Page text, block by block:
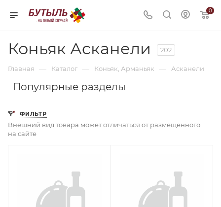
0
Коньяк Асканели 202
Главная — Каталог — Коньяк, Арманьяк — Асканели
Популярные разделы
ФИЛЬТР
Внешний вид товара может отличаться от размещенного
на сайте